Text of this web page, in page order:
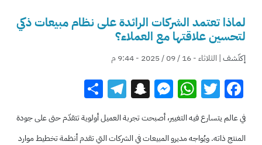
لماذا تعتمد الشركات الرائدة على نظام مبيعات ذكي
لتحسين علاقتها مع العملاء؟
إكتّشف| الثلاثاء - 16 / 09 / 2025 - 9:44 م
Facebook
Twitter
WhatsApp
Messenger
Snapchat
Telegram
في عالم يتسارع فيه التغيير، أصبحت تجربة العميل أولوية تتقدّم حتى على جودة
المنتج ذاته. ويُواجه مديرو المبيعات في الشركات التي تقدمأنظمة تخطيط موارد